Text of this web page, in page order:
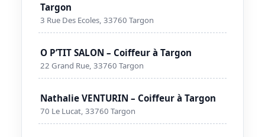
Targon
3 Rue Des Ecoles, 33760 Targon
O P’TIT SALON – Coiffeur à Targon
22 Grand Rue, 33760 Targon
Nathalie VENTURIN – Coiffeur à Targon
70 Le Lucat, 33760 Targon